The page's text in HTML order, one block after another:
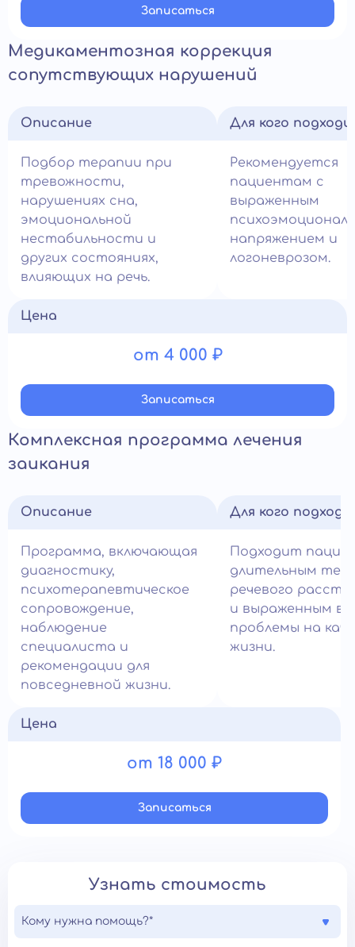
Записатьcя
Медикаментозная коррекция
сопутствующих нарушений
Описание
Подбор терапии при
тревожности,
нарушениях сна,
эмоциональной
нестабильности и
других состояниях,
влияющих на речь.
Для кого
Рекомендуется
пациентам с
выраженным
напряжением и
логоневрозом.
Цена
от 4 000 ₽
Записатьcя
Комплексная программа лечения
заикания
Описание
Программа, включающая
диагностику,
психотерапевтическое
сопровождение,
наблюдение
специалиста и
рекомендации для
повседневной жизни.
Для кого
Подходит
длительным
речевого
и выраженным
проблемы на
жизни.
Цена
от 18 000 ₽
Записатьcя
Узнать стоимость
Кому нужна помощь?*